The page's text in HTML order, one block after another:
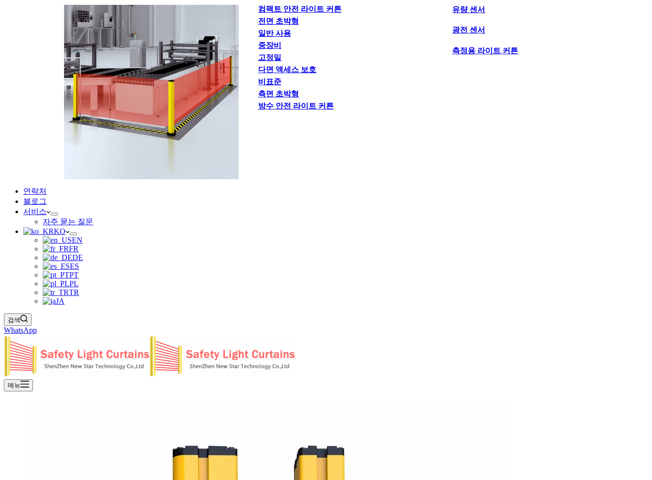
컴팩트 안전 라이트 커튼
전면 초박형
일반 사용
중장비
고정밀
다면 액세스 보호
비표준
측면 초박형
방수 안전 라이트 커튼
유량 센서
광전 센서
측정용 라이트 커튼
연락처
블로그
서비스
자주 묻는 질문
KO
EN
FR
DE
ES
PT
PL
TR
JA
검색
WhatsApp
메뉴